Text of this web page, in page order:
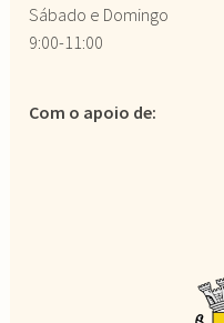
Sábado e Domingo
9:00-11:00
Com o apoio de: